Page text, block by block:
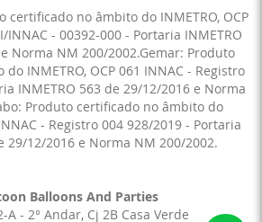
no âmbito do INMETRO, OCP
INNAC - 00392-000 - Portaria INMETRO
Norma NM 200/2002.Gemar: Produto
INMETRO, OCP 061 INNAC - Registro
INMETRO 563 de 29/12/2016 e Norma
Produto certificado no âmbito do
- Registro 004 928/2019 - Portaria
29/12/2016 e Norma NM 200/2002.
Balloons And Parties
A - 2° Andar, Cj 2B Casa Verde